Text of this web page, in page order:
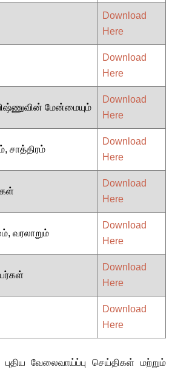
Download
Here
Download
Here
மேன்மையும்
Download
Here
சாத்திரம்
Download
Here
Download
Here
வரலாறும்
Download
Here
Download
Here
Download
Here
புதிய வேலைவாய்ப்பு செய்திகள் மற்றும்